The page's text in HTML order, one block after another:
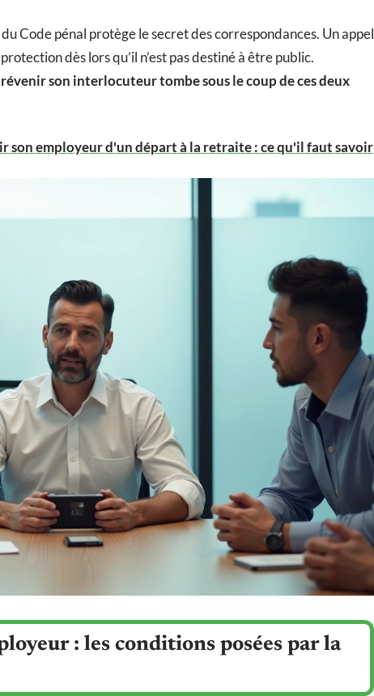
Code pénal protège le secret des correspondances. Un appel
dès lors qu’il n’est pas destiné à être public.
son interlocuteur tombe sous le coup de ces deux
son employeur d'un départ à la retraite : ce qu'il faut savoir
: les conditions posées par la